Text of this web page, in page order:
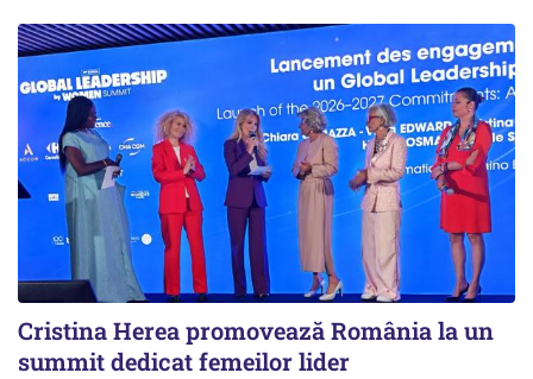
Cristina Herea promovează România la un
summit dedicat femeilor lider